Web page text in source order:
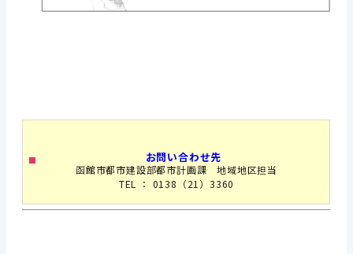
お問い合わせ先
函館市都市建設部都市計画課 地域地区担当
TEL ： 0138（21）3360